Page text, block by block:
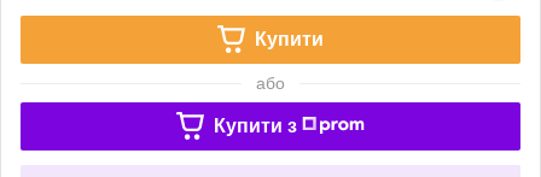
Купити
або
Купити з